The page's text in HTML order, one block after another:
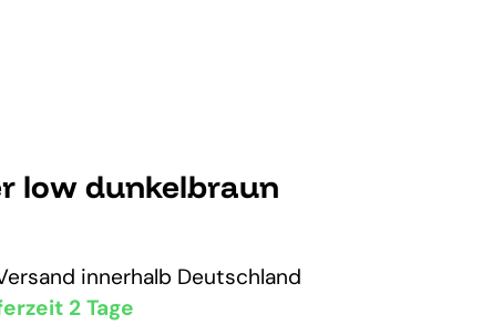
low dunkelbraun
innerhalb Deutschland
2 Tage